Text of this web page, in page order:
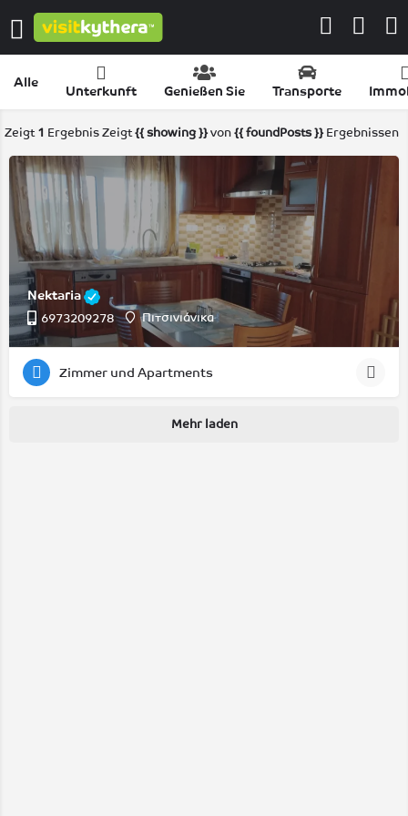
Alle
Unterkunft Genießen Sie Transporte
Zeigt 1 Ergebnis Zeigt{{ showing }}von {{ foundPosts }}Ergebnissen
Nektaria
6973209278 Πιτσινιάνικα
Zimmer und Apartments
Mehr laden